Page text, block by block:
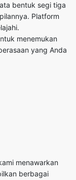
bentuk segi tiga
Platform
menemukan
yang Anda
menawarkan
berbagai